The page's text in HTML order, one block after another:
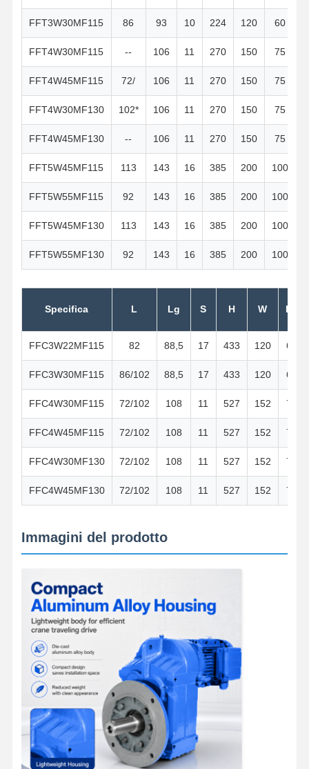
FFT3W30MF115 86 93 10 224 120 60
FFT4W30MF115 -- 106 11 270 150 75
FFT4W45MF115 72/ 106 11 270 150 75
FFT4W30MF130 102* 106 11 270 150 75
FFT4W45MF130 -- 106 11 270 150 75
FFT5W45MF115 113 143 16 385 200 100
FFT5W55MF115 92 143 16 385 200 100
FFT5W45MF130 113 143 16 385 200 100
FFT5W55MF130 92 143 16 385 200 100
Specifica L Lg S H W H1
FFC3W22MF115 82 88,5 17 433 120 60
FFC3W30MF115 86/102 88,5 17 433 120 60
FFC4W30MF115 72/102 108 11 527 152 76
FFC4W45MF115 72/102 108 11 527 152 76
FFC4W30MF130 72/102 108 11 527 152 76
FFC4W45MF130 72/102 108 11 527 152 76
Immagini del prodotto